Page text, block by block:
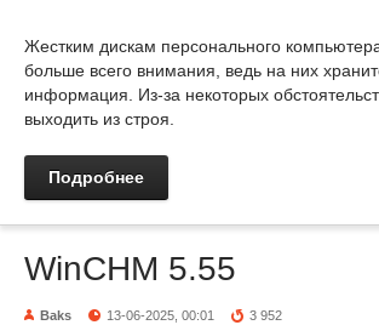
Жестким дискам персонального
больше всего внимания, ведь на них
информация. Из-за некоторых
выходить из строя.
Подробнее
WinCHM 5.55
Baks 13-06-2025, 00:01 3 952